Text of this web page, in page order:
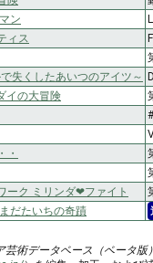
ン
ィス
失くしたあいつのアイツ～
イの大冒険
・
ーク ミリンダ❤ファイト
だたいちの奇蹟
芸術データベース（ベータ版